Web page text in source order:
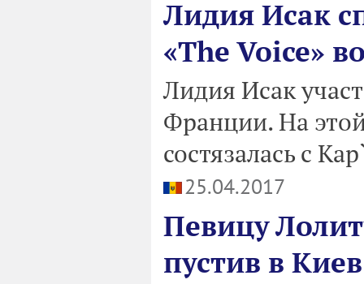
Лидия Исак
«The Voice»
Лидия Исак
Франции. На
состязалась с
25.04.2017
Певицу
пустив в